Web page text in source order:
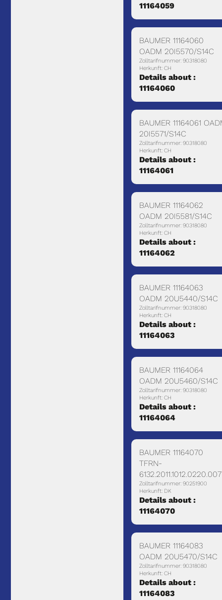
11164059
BAUMER 11164060
OADM 20I5570/S14C
Zolltarifnummer: 90318080
Herkunft: CH
Details about :
11164060
BAUMER 11164061
20I5571/S14C
Zolltarifnummer: 90318080
Herkunft: CH
Details about :
11164061
BAUMER 11164062
OADM 20I5581/S14C
Zolltarifnummer: 90318080
Herkunft: CH
Details about :
11164062
BAUMER 11164063
OADM 20U5440/S14C
Zolltarifnummer: 90318080
Herkunft: CH
Details about :
11164063
BAUMER 11164064
OADM 20U5460/S14C
Zolltarifnummer: 90318080
Herkunft: CH
Details about :
11164064
BAUMER 11164070
TFRN-
Zolltarifnummer: 90251900
Herkunft: DK
Details about :
11164070
BAUMER 11164083
OADM 20U5470/S14C
Zolltarifnummer: 90318080
Herkunft: CH
Details about :
11164083